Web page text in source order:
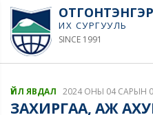
ОТГОНТЭНГЭР
ИХ СУРГУУЛЬ
SINCE 1991
ҮЙЛ ЯВДАЛ 2024 ОНЫ 04 САРЫН
ЗАХИРГАА, АЖ